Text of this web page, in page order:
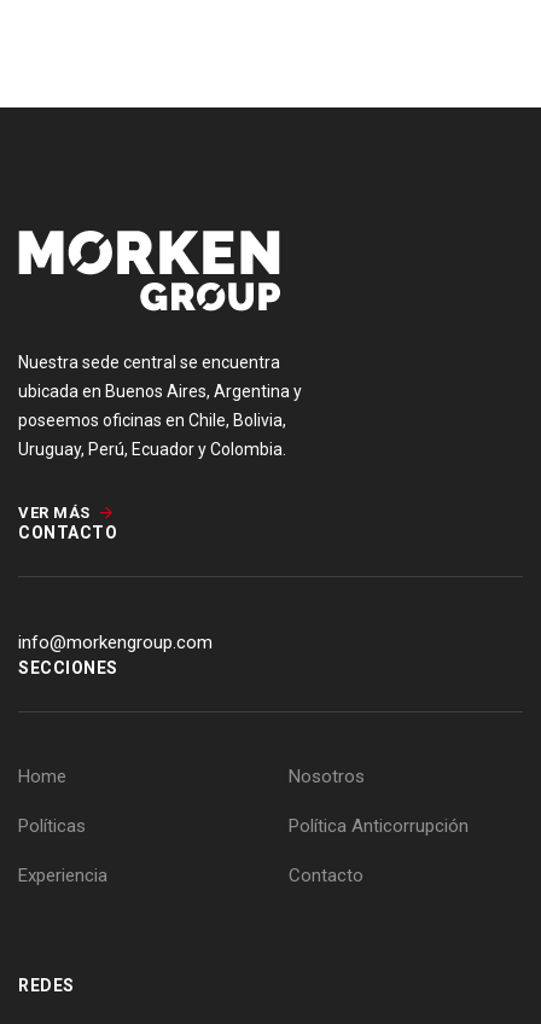
Nuestra sede central se encuentra
ubicada en Buenos Aires, Argentina y
poseemos oficinas en Chile, Bolivia,
Uruguay, Perú, Ecuador y Colombia.
VER MÁS
CONTACTO
info@morkengroup.com
SECCIONES
Home Nosotros
Políticas Política Anticorrupción
Experiencia Contacto
REDES